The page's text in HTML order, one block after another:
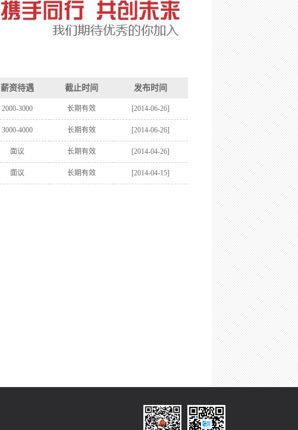
薪资待遇 截止时间 发布时间
2000-3000 长期有效 [2014-06-26]
3000-4000 长期有效 [2014-06-26]
面议 长期有效 [2014-04-26]
面议 长期有效 [2014-04-15]